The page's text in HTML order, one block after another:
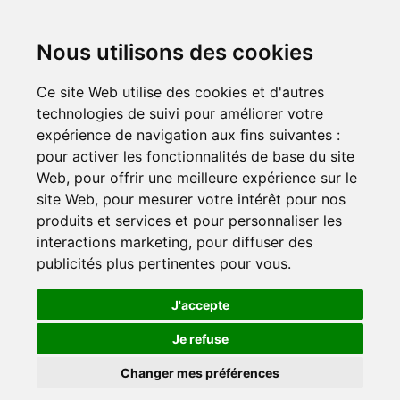
Nous utilisons des cookies
Ce site Web utilise des cookies et d'autres
technologies de suivi pour améliorer votre
expérience de navigation aux fins suivantes :
pour activer les fonctionnalités de base du site
Web, pour offrir une meilleure expérience sur le
site Web, pour mesurer votre intérêt pour nos
produits et services et pour personnaliser les
interactions marketing, pour diffuser des
publicités plus pertinentes pour vous.
J'accepte
Je refuse
Changer mes préférences